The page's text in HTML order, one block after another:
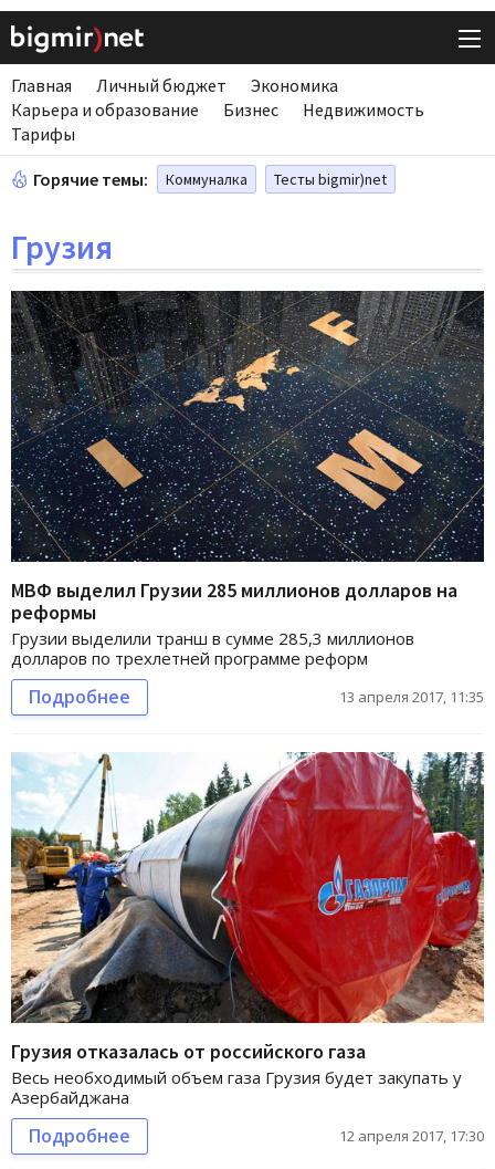
Главная Личный бюджет
Экономика
Карьера и образование
Бизнес
Недвижимость
Тарифы
Горячие темы: Коммуналка Тесты bigmir)net
Грузия
МВФ выделил Грузии 285 миллионов долларов на
реформы
Грузии выделили транш в сумме 285,3 миллионов
долларов по трехлетней программе реформ
Подробнее 13 апреля 2017, 11:35
Грузия отказалась от российского газа
Весь необходимый объем газа Грузия будет закупать у
Азербайджана
Подробнее 12 апреля 2017, 17:30